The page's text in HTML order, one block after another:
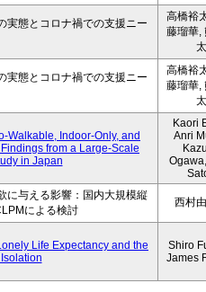
実態とコロナ禍での支援ニー
高橋裕
藤瑠華,
太
実態とコロナ禍での支援ニー
高橋裕
藤瑠華,
太
Walkable, Indoor-Only, and
from a Large-Scale
in Japan
Kaori
Anri
に与える影響：国内大規模縦
による検討
西村
Life Expectancy and the
Shiro
James